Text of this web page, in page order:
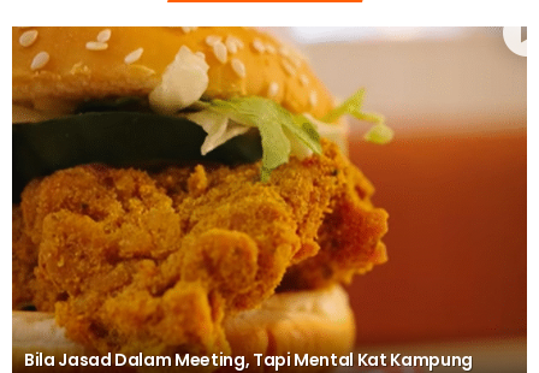
Bila Jasad Dalam Meeting, Tapi Mental Kat Kampung